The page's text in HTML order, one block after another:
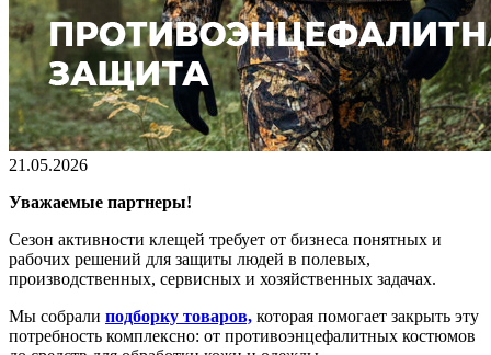
21.05.2026
Уважаемые партнеры!
Сезон активности клещей требует от бизнеса понятных и
рабочих решений для защиты людей в полевых,
производственных, сервисных и хозяйственных задачах.
Мы собрали подборку товаров, которая помогает закрыть эту
потребность комплексно: от противоэнцефалитных костюмов